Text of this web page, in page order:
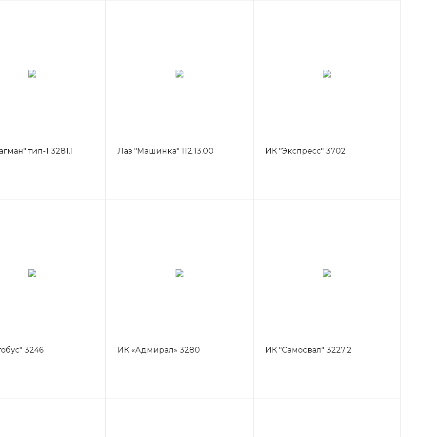
тип-1 3281.1 Лаз "Машинка" 112.13.00 ИК "Экспресс" 3702
3246 ИК «Адмирал» 3280 ИК "Самосвал" 3227.2